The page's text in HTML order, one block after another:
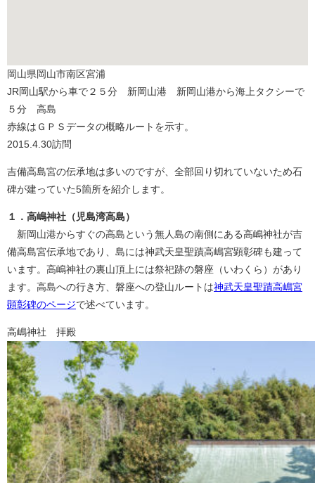
岡山県岡山市南区宮浦
JR岡山駅から車で２５分 新岡山港 新岡山港から海上タクシーで
５分 高島
赤線はＧＰＳデータの概略ルートを示す。
2015.4.30訪問
吉備高島宮の伝承地は多いのですが、全部回り切れていないため石
碑が建っていた5箇所を紹介します。
１．高嶋神社（児島湾高島）
新岡山港からすぐの高島という無人島の南側にある高嶋神社が吉
備高島宮伝承地であり、島には神武天皇聖蹟高嶋宮顕彰碑も建って
います。高嶋神社の裏山頂上には祭祀跡の磐座（いわくら）があり
ます。高島への行き方、磐座への登山ルートは神武天皇聖蹟高嶋宮
顕彰碑のページで述べています。
高嶋神社 拝殿